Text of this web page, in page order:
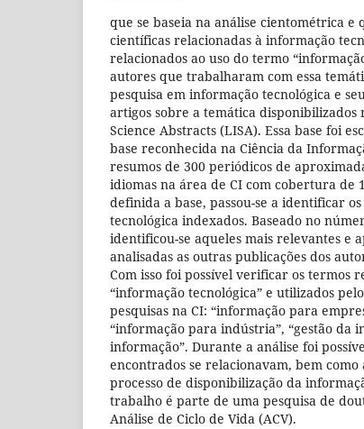
que se baseia na análise cientométrica e
científicas relacionadas à informação
relacionados ao uso do termo
autores que trabalharam com essa
pesquisa em informação tecnológica e
artigos sobre a temática
Science Abstracts (LISA). Essa base foi
base reconhecida na Ciência da
resumos de 300 periódicos de
idiomas na área de CI com cobertura de
definida a base, passou-se a identificar
tecnológica indexados. Baseado no
identificou-se aqueles mais relevantes e
analisadas as outras publicações dos
Com isso foi possível verificar os termos
“informação tecnológica” e utilizados
pesquisas na CI: “informação para
“informação para indústria”, “gestão da
informação”. Durante a análise foi
encontrados se relacionavam, bem
processo de disponibilização da
trabalho é parte de uma pesquisa de
Análise de Ciclo de Vida (ACV).